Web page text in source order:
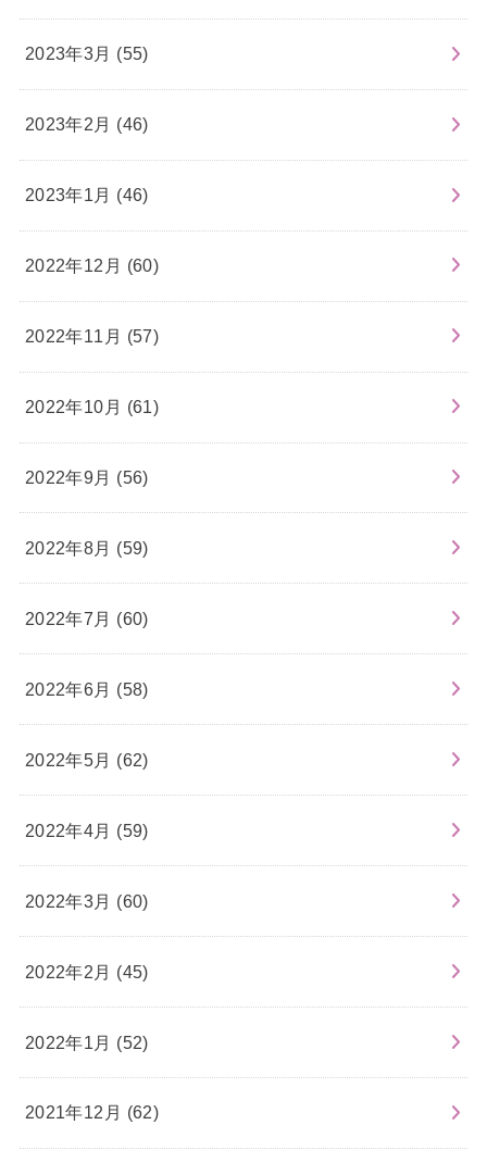
2023年3月 (55)
2023年2月 (46)
2023年1月 (46)
2022年12月 (60)
2022年11月 (57)
2022年10月 (61)
2022年9月 (56)
2022年8月 (59)
2022年7月 (60)
2022年6月 (58)
2022年5月 (62)
2022年4月 (59)
2022年3月 (60)
2022年2月 (45)
2022年1月 (52)
2021年12月 (62)